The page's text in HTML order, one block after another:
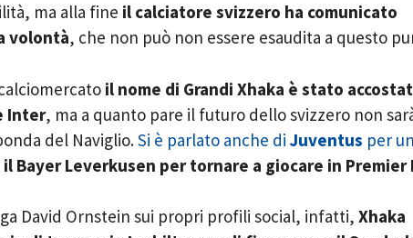
ma alla fine il calciatore svizzero ha comunicato
volontà, che non può non essere esaudita a questo
il nome di Grandi Xhaka è stato
Inter, ma a quanto pare il futuro dello svizzero non
del Naviglio.Si è parlato anche di Juventus per un
il Bayer Leverkusen per tornare a giocare in Premier
David Ornstein sui propri profili social, infatti, Xhaka